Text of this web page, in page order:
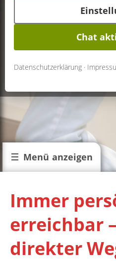
Chat
Datenschutzerklärung ·
Menü anzeigen
Immer
erreichbar
direkter